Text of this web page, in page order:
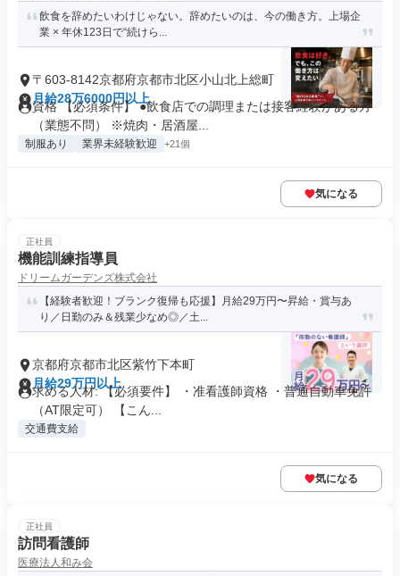
飲食を辞めたいわけじゃない。辞めたいのは、今の働き方。上場企
業 × 年休123日で“続けら...
〒603-8142京都府京都市北区小山北上総町
月給28万6000円以上
資格 【必須条件】 ●飲食店での調理または接客経験がある方
（業態不問） ※焼肉・居酒屋...
制服あり 業界未経験歓迎 +21個
気になる
正社員
機能訓練指導員
ドリームガーデンズ株式会社
【経験者歓迎！ブランク復帰も応援】月給29万円〜昇給・賞与あ
り／日勤のみ＆残業少なめ◎／土...
京都府京都市北区紫竹下本町
月給29万円以上
求める人材: 【必須要件】 ・准看護師資格 ・普通自動車免許
（AT限定可） 【こん...
交通費支給
気になる
正社員
訪問看護師
医療法人和み会